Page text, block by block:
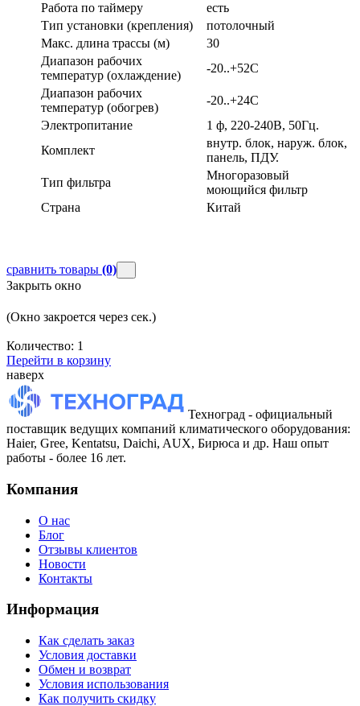
Работа по таймеру
есть
Тип установки (крепления)
потолочный
Макс. длина трассы (м)
30
Диапазон рабочих
температур (охлаждение)
-20..+52С
Диапазон рабочих
температур (обогрев)
-20..+24С
Электропитание
1 ф, 220-240В, 50Гц.
Комплект
внутр. блок, наруж. блок,
панель, ПДУ.
Тип фильтра
Многоразовый
моющийся фильтр
Страна
Китай
сравнить товары (0)
Закрыть окно
(Окно закроется через сек.)
Количество: 1
Перейти в корзину
наверх
Техноград - официальный
поставщик ведущих компаний климатического оборудования:
Haier, Gree, Kentatsu, Daichi, AUX, Бирюса и др. Наш опыт
работы - более 16 лет.
Компания
О нас
Блог
Отзывы клиентов
Новости
Контакты
Информация
Как сделать заказ
Условия доставки
Обмен и возврат
Условия использования
Как получить скидку